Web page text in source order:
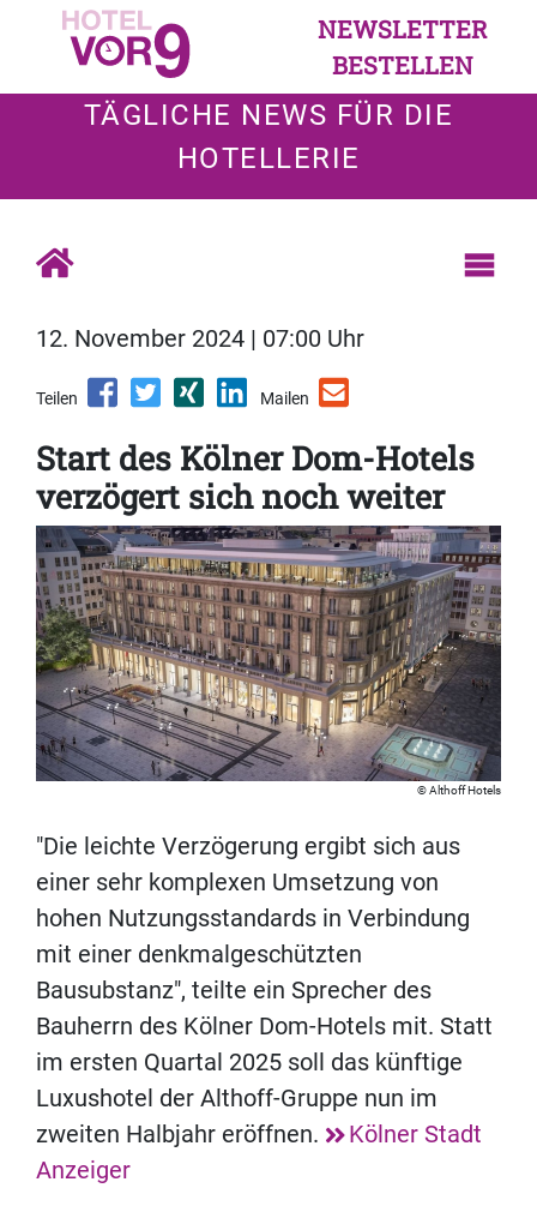
NEWSLETTER
BESTELLEN
TÄGLICHE NEWS FÜR DIE
HOTELLERIE
12. November 2024 | 07:00 Uhr
Teilen Mailen
Start des Kölner Dom-Hotels
verzögert sich noch weiter
Althoff Hotels
"Die leichte Verzögerung ergibt sich aus
einer sehr komplexen Umsetzung von
hohen Nutzungsstandards in Verbindung
mit einer denkmalgeschützten
Bausubstanz", teilte ein Sprecher des
Bauherrn des Kölner Dom-Hotels mit. Statt
im ersten Quartal 2025 soll das künftige
Luxushotel der Althoff-Gruppe nun im
zweiten Halbjahr eröffnen.
Kölner Stadt
Anzeiger